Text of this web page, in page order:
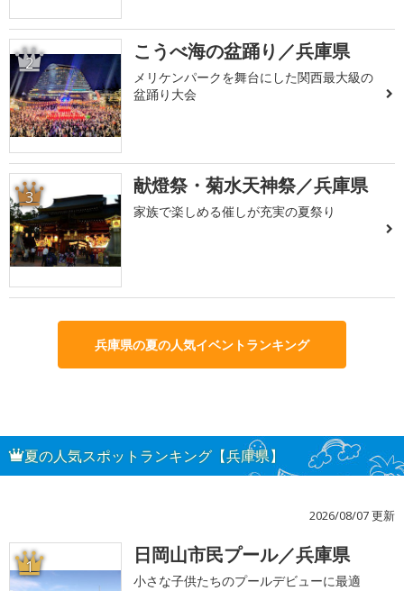
2 こうべ海の盆踊り／兵庫県
メリケンパークを舞台にした関西最大級の
盆踊り大会
3 献燈祭・菊水天神祭／兵庫県
家族で楽しめる催しが充実の夏祭り
兵庫県の夏の人気イベントランキング
夏の人気スポットランキング【兵庫県】
2026/08/07 更新
1 日岡山市民プール／兵庫県
小さな子供たちのプールデビューに最適